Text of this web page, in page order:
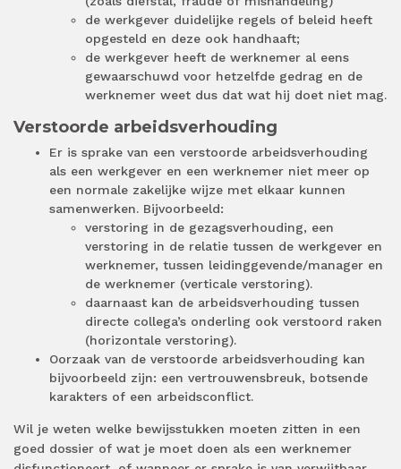
de werkgever duidelijke regels of beleid heeft
opgesteld en deze ook handhaaft;
de werkgever heeft de werknemer al eens
gewaarschuwd voor hetzelfde gedrag en de
werknemer weet dus dat wat hij doet niet mag.
Verstoorde arbeidsverhouding
Er is sprake van een verstoorde arbeidsverhouding
als een werkgever en een werknemer niet meer op
een normale zakelijke wijze met elkaar kunnen
samenwerken. Bijvoorbeeld:
verstoring in de gezagsverhouding, een
verstoring in de relatie tussen de werkgever en
werknemer, tussen leidinggevende/manager en
de werknemer (verticale verstoring).
daarnaast kan de arbeidsverhouding tussen
directe collega’s onderling ook verstoord raken
(horizontale verstoring).
Oorzaak van de verstoorde arbeidsverhouding kan
bijvoorbeeld zijn: een vertrouwensbreuk, botsende
karakters of een arbeidsconflict.
Wil je weten welke bewijsstukken moeten zitten in een
goed dossier of wat je moet doen als een werknemer